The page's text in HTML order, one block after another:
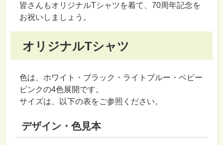
皆さんもオリジナルTシャツを着て、70周年記念を
お祝いしましょう。
オリジナルTシャツ
色は、ホワイト・ブラック・ライトブルー・ベビー
ピンクの4色展開です。
サイズは、以下の表をご参照ください。
デザイン・色見本